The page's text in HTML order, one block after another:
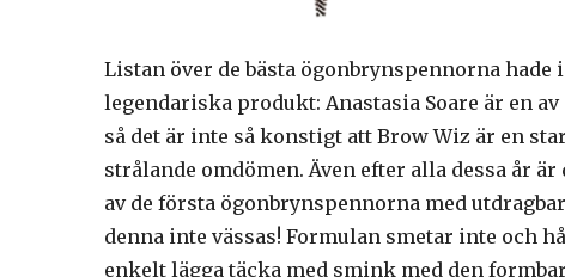
Listan över de bästa ögonbrynspennorna
legendariska produkt: Anastasia Soare är en
så det är inte så konstigt att Brow Wiz är en
strålande omdömen. Även efter alla dessa år
av de första ögonbrynspennorna med
denna inte vässas! Formulan smetar inte och
enkelt lägga täcka med smink med den